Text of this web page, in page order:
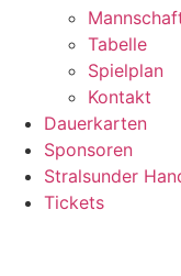
Tabelle
Spielplan
Kontakt
Dauerkarten
Sponsoren
Stralsunder
Tickets